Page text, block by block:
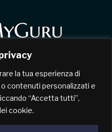
la tua esperienza di
contenuti personalizzati e
“Accetta tutti”,
cookie.
InstagramPinterest
CONTATTI